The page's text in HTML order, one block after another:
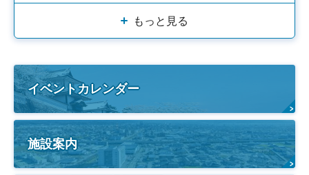
もっと見る
イベントカレンダー
施設案内